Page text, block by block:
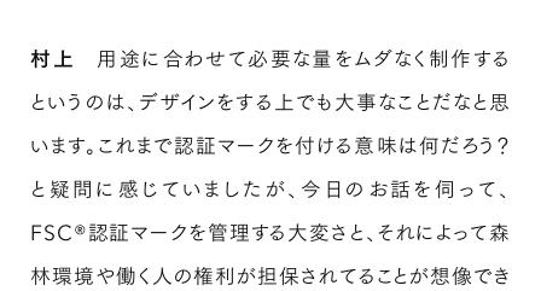
村上
用途に合わせて必要な量をムダなく制作する
というのは、デザインをする上でも大事なことだなと思
います。これまで認証マークを付ける意味は何だろう？
と疑問に感じていましたが、今日のお話を伺って、
FSC®認証マークを管理する大変さと、それによって森
林環境や働く人の権利が担保されてることが想像でき